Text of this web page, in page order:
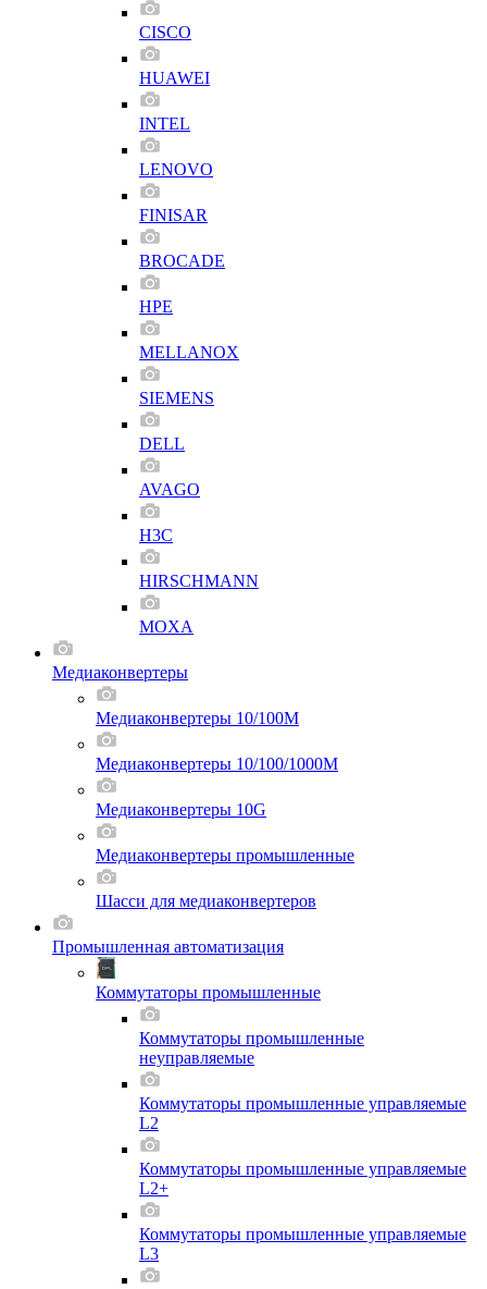
CISCO
HUAWEI
INTEL
LENOVO
FINISAR
BROCADE
HPE
MELLANOX
SIEMENS
DELL
AVAGO
H3C
HIRSCHMANN
MOXA
Медиаконвертеры
Медиаконвертеры 10/100M
Медиаконвертеры 10/100/1000M
Медиаконвертеры 10G
Медиаконвертеры промышленные
Шасси для мeдиаконвертеров
Промышленная автоматизация
Коммутаторы промышленные
Коммутаторы промышленные
неуправляемые
Коммутаторы промышленные управляемые
L2
Коммутаторы промышленные управляемые
L2+
Коммутаторы промышленные управляемые
L3